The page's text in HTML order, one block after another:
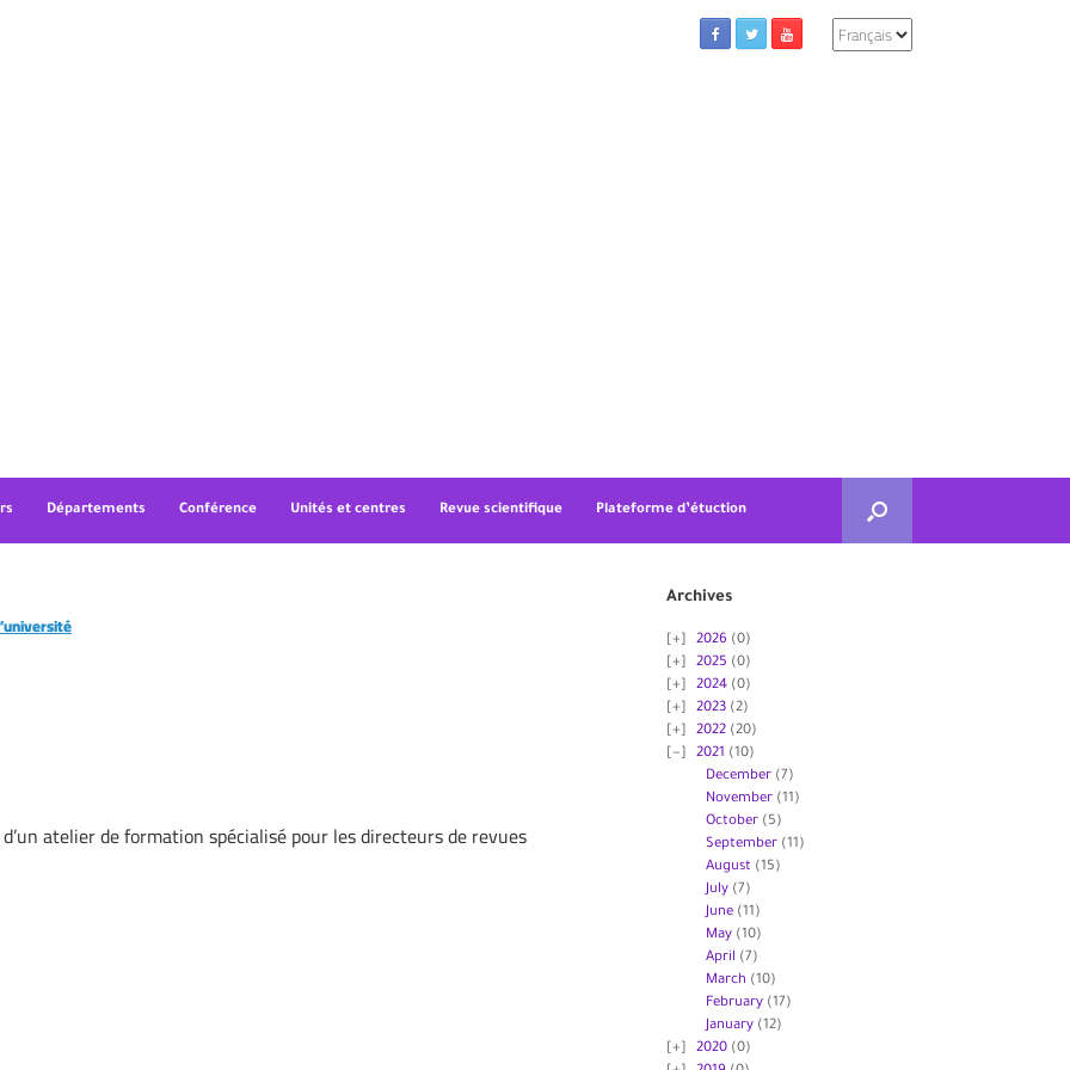
Choisir
une
Départements Conférence Unités et centres Revue scientifique Plateforme d’étuction
atelier de formation spécialisé pour les directeurs de revues
Archives
2026 (0)
2025 (0)
2024 (0)
2023 (2)
2022 (20)
2021 (10)
December(7)
November(11)
October(5)
September(11)
August (15)
July(7)
June(11)
May(10)
April (7)
March (10)
February(17)
January(12)
2020 (0)